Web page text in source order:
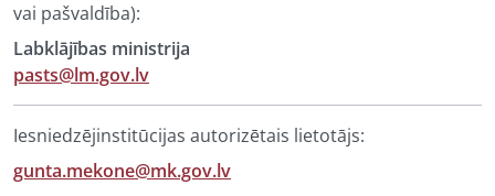
vai pašvaldība):
Labklājības ministrija
pasts@lm.gov.lv
Iesniedzējinstitūcijas autorizētais lietotājs:
gunta.mekone@mk.gov.lv